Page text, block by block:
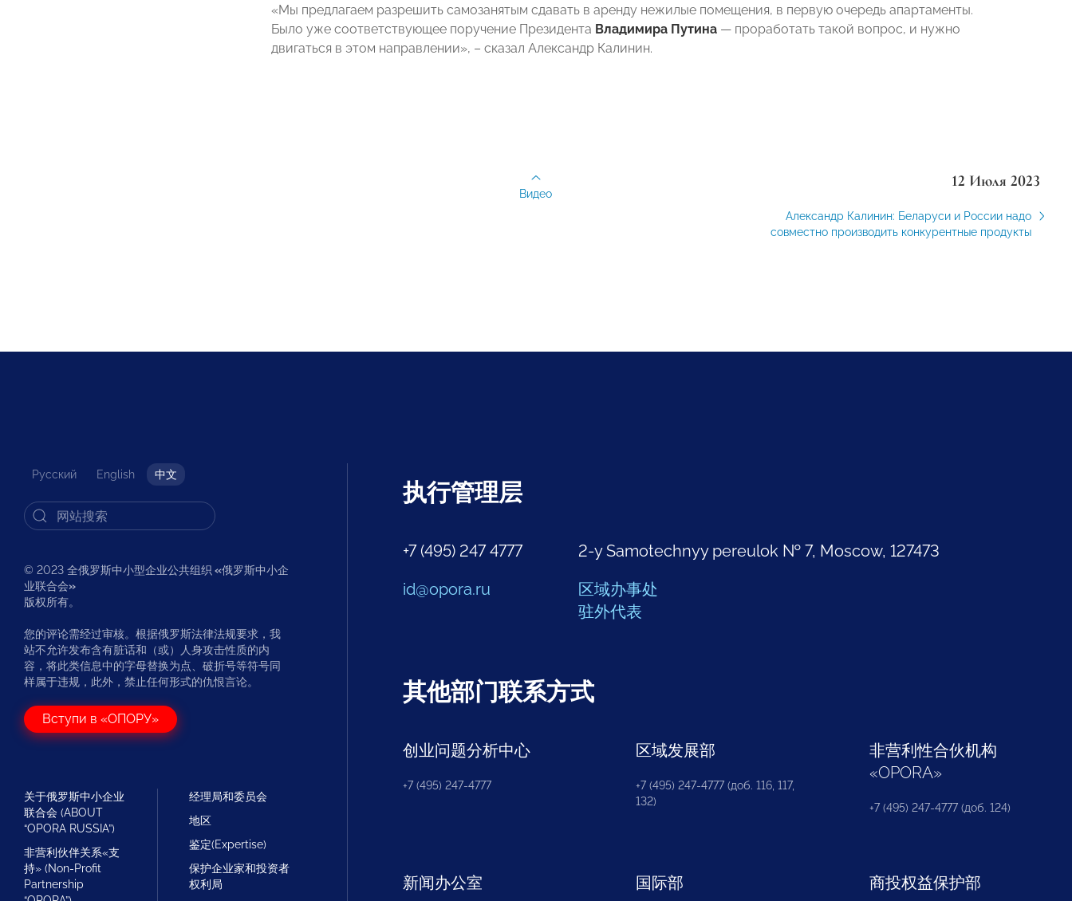
«Мы предлагаем разрешить самозанятым сдавать в аренду нежилые помещения, в первую очередь апартаменты.
Было уже соответствующее поручение Президента Владимира Путина — проработать такой вопрос, и нужно
двигаться в этом направлении», – сказал Александр Калинин.
12 Июля 2023
Александр Калинин: Беларуси и России надо
совместно производить конкурентные продукты
Видео
Русский English 中文
© 2023 全俄罗斯中小型企业公共组织 «俄罗斯中小企
业联合会»
版权所有。
您的评论需经过审核。根据俄罗斯法律法规要求，我
站不允许发布含有脏话和（或）人身攻击性质的内
容，将此类信息中的字母替换为点、破折号等符号同
样属于违规，此外，禁止任何形式的仇恨言论。
Вступи в «ОПОРУ»
关于俄罗斯中小企业
联合会 (ABOUT
“OPORA RUSSIA”)
非营利伙伴关系«支
持» (Non-Profit
Partnership
经理局和委员会
地区
鉴定(Expertise)
保护企业家和投资者
权利局
执行管理层
+7 (495) 247 4777
id@opora.ru
2-y Samotechnyy pereulok № 7, Moscow, 127473
区域办事处
驻外代表
其他部门联系方式
创业问题分析中心
+7 (495) 247-4777
区域发展部
+7 (495) 247-4777 (доб. 116, 117,
132)
非营利性合伙机构
«OPORA»
+7 (495) 247-4777 (доб. 124)
新闻办公室 国际部 商投权益保护部